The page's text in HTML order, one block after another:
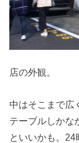
店の外観。
中はそこまで広
テーブルしかな
といいかも。24